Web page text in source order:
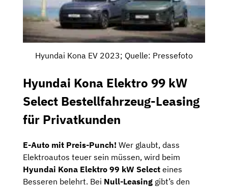
Hyundai Kona EV 2023; Quelle: Pressefoto
Hyundai Kona Elektro 99 kW
Select Bestellfahrzeug-Leasing
für Privatkunden
E-Auto mit Preis-Punch! Wer glaubt, dass
Elektroautos teuer sein müssen, wird beim
Hyundai Kona Elektro 99 kW Select eines
Besseren belehrt. Bei Null-Leasing gibt’s den